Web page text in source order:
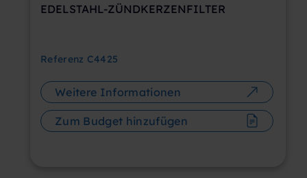
EDELSTAHL-ZÜNDKERZENFILTER
Referenz C4425
Weitere Informationen
Zum Budget hinzufügen